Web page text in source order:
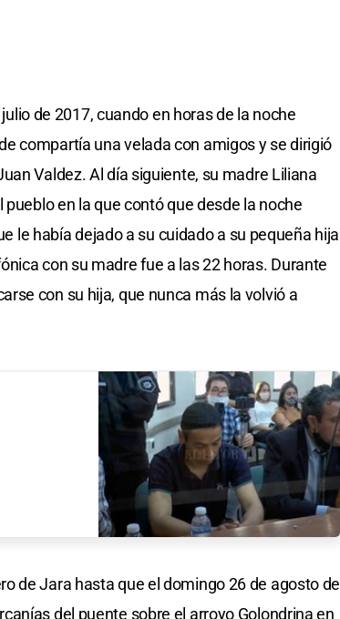
de 2017, cuando en horas de la noche
compartía una velada con amigos y se dirigió
Valdez. Al día siguiente, su madre Liliana
en la que contó que desde la noche
le había dejado a su cuidado a su pequeña hija
con su madre fue a las 22 horas. Durante
con su hija, que nunca más la volvió a
de Jara hasta que el domingo 26 de agosto de
del puente sobre el arroyo Golondrina en